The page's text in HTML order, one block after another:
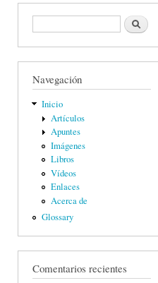
Formulario de búsquedaBuscar
Navegación
Inicio
Artículos
Apuntes
Imágenes
Libros
Vídeos
Enlaces
Acerca de
Glossary
Comentarios recientes